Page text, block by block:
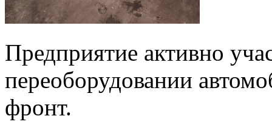
Предприятие активно
переоборудовании
фронт.